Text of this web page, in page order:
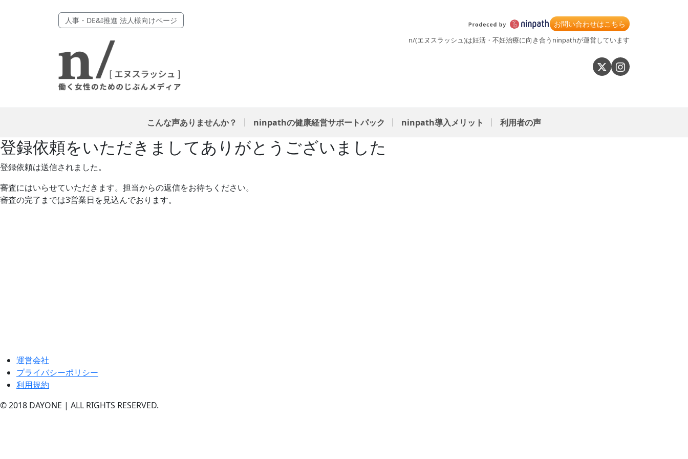
人事・DE&I推進 法人様向けページ お問い合わせはこちら
n/(エヌスラッシュ)は妊活・不妊治療に向き合うninpathが運営しています
こんな声ありませんか？ ninpathの健康経営サポートパック ninpath導入メリット 利用者の声
登録依頼をいただきましてありがとうございました
登録依頼は送信されました。
審査にはいらせていただきます。担当からの返信をお待ちください。
審査の完了までは3営業日を見込んでおります。
運営会社
プライバシーポリシー
利用規約
© 2018 DAYONE | ALL RIGHTS RESERVED.